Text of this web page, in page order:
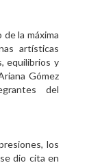
la máxima
artísticas
equilibrios y
Gómez
del
los
dio cita en